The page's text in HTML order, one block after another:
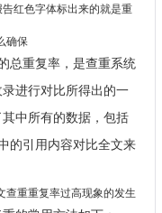
红色字体标出来的就是重
确保
总重复率，是查重系统
进行对比所得出的一
中所有的数据，包括
的引用内容对比全文来
查重重复率过高现象的发生